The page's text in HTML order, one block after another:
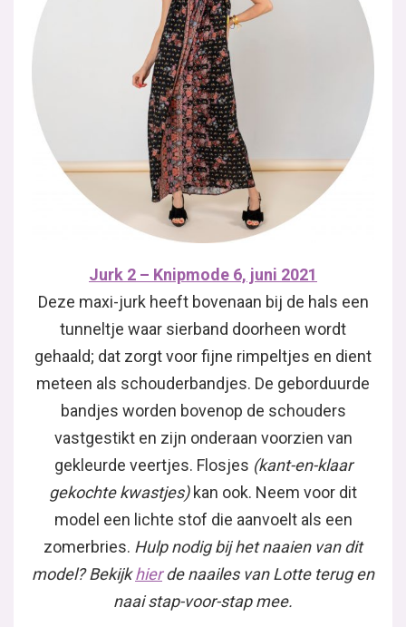
Jurk 2 – Knipmode 6, juni 2021
Deze maxi-jurk heeft bovenaan bij de hals een
tunneltje waar sierband doorheen wordt
gehaald; dat zorgt voor fijne rimpeltjes en dient
meteen als schouderbandjes. De geborduurde
bandjes worden bovenop de schouders
vastgestikt en zijn onderaan voorzien van
gekleurde veertjes. Flosjes (kant-en-klaar
gekochte kwastjes)kan ook. Neem voor dit
model een lichte stof die aanvoelt als een
zomerbries. Hulp nodig bij het naaien van dit
model? Bekijkhierde naailes van Lotte terug en
naai stap-voor-stap mee.